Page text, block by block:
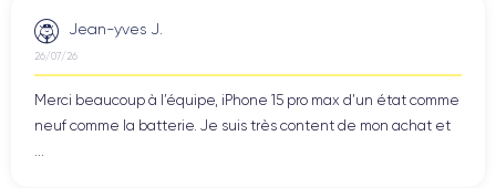
Jean-yves J.
26/07/26
Merci beaucoup à l’équipe, iPhone 15 pro max d’un état comme
neuf comme la batterie. Je suis très content de mon achat et